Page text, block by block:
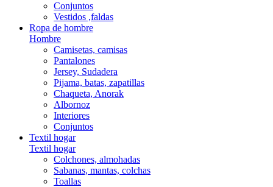
Conjuntos
Vestidos ,faldas
Ropa de hombre
Hombre
Camisetas, camisas
Pantalones
Jersey, Sudadera
Pijama, batas, zapatillas
Chaqueta, Anorak
Albornoz
Interiores
Conjuntos
Textil hogar
Textil hogar
Colchones, almohadas
Sabanas, mantas, colchas
Toallas